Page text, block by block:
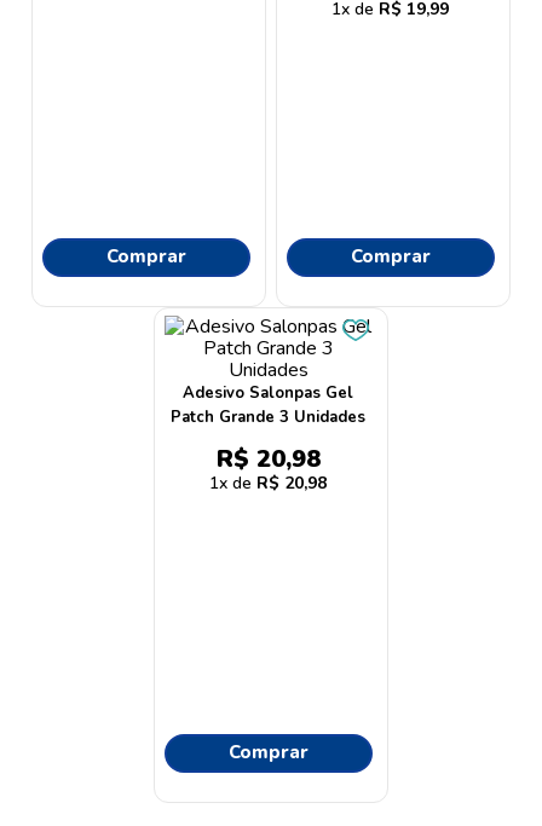
Comprar
1 R$ 19,99
Comprar
Adesivo Salonpas Gel
Patch Grande 3 Unidades
R$ 20,98
1 R$ 20,98
Comprar